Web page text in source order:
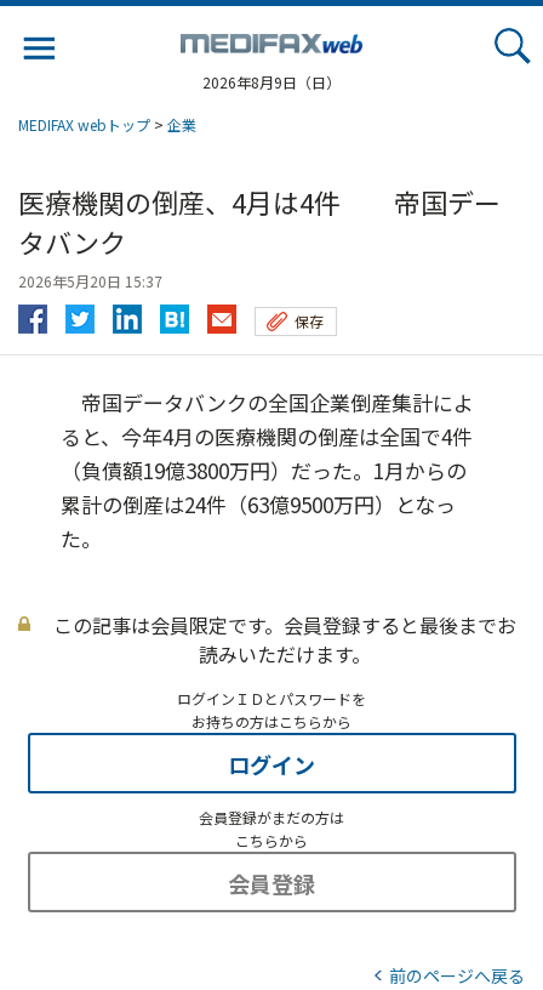
2026年8月9日（日）
MEDIFAX webトップ > 企業
医療機関の倒産、4月は4件 帝国デー
タバンク
2026年5月20日 15:37
保存
帝国データバンクの全国企業倒産集計によ
ると、今年4月の医療機関の倒産は全国で4件
（負債額19億3800万円）だった。1月からの
累計の倒産は24件（63億9500万円）となっ
た。
この記事は会員限定です。会員登録すると最後までお
読みいただけます。
ログインＩＤとパスワードを
お持ちの方はこちらから
ログイン
会員登録がまだの方は
こちらから
会員登録
前のページへ戻る